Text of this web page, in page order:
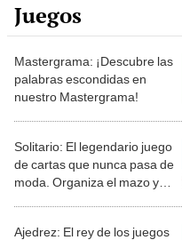
Juegos
Mastergrama: ¡Descubre las
palabras escondidas en
nuestro Mastergrama!
Solitario: El legendario juego
de cartas que nunca pasa de
moda. Organiza el mazo y
Ajedrez: El rey de los juegos